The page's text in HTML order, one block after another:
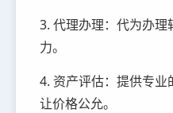
3. 代理办理：代为办
力。
4. 资产评估：提供专
让价格公允。